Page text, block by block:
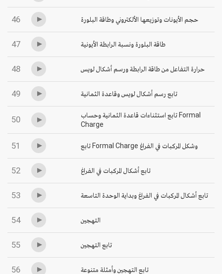
46 حجم الأيونات وتوزيعها الألكتروني وطاقة البلورة
47 طاقة البلورة ونسبة الرابطة الأيونية
48 حرارة التفاعل من طاقة الرابطة ورسم أشكال لويس
49 تابع رسم أشكال لويس وقاعدة الثمانية
50
تابع استثناءات قاعدة الثمانية وحساب Formal
Charge
51 تابع Formal Charge وشكل المركبات في الفراغ
52 تابع أشكال المركبات في الفراغ
53 تابع أشكال المركبات في الفراغ وبداية الوحدة التاسعة
54 التهجين
55 تابع التهجين
56 تابع التهجين وأمثلة متنوعة